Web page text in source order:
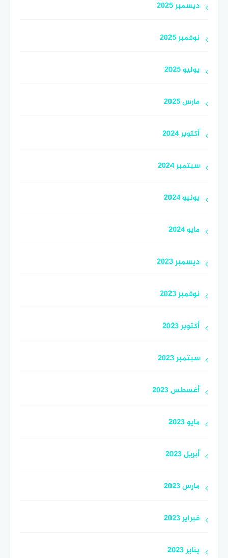
ديسمبر 2025
نوفمبر 2025
يوليو 2025
مارس 2025
أكتوبر 2024
سبتمبر 2024
يونيو 2024
مايو 2024
ديسمبر 2023
نوفمبر 2023
أكتوبر 2023
سبتمبر 2023
أغسطس 2023
مايو 2023
أبريل 2023
مارس 2023
فبراير 2023
يناير 2023